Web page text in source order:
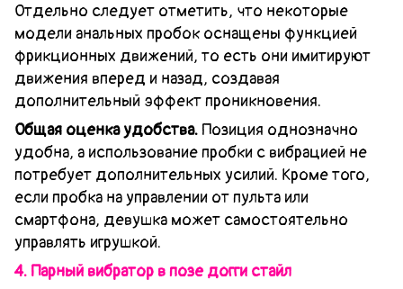
Отдельно следует отметить, что некоторые
модели анальных пробок оснащены функцией
фрикционных движений, то есть они имитируют
движения вперед и назад, создавая
дополнительный эффект проникновения.
Общая оценка удобства. Позиция однозначно
удобна, а использование пробки с вибрацией не
потребует дополнительных усилий. Кроме того,
если пробка на управлении от пульта или
смартфона, девушка может самостоятельно
управлять игрушкой.
4. Парный вибратор в позе догги стайл